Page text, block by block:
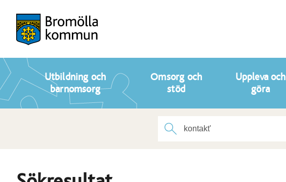
Utbildning och
barnomsorg
Omsorg och
stöd
Uppleva och
göra